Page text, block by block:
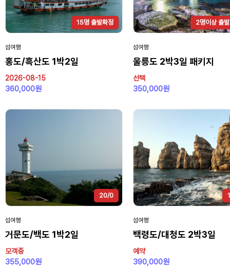
15명 출발확정
섬여행
홍도/흑산도 1박2일
2026-08-15
360,000원
2명이상 출
섬여행
울릉도 2박3일 패키지
선택
350,000원
20/0
섬여행
거문도/백도 1박2일
모객중
355,000원
섬여행
백령도/대청도 2박3일
예약
390,000원